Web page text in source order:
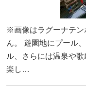
※画像はラグーナテン
ん。 遊園地にプール
ル、さらには温泉や
楽し…